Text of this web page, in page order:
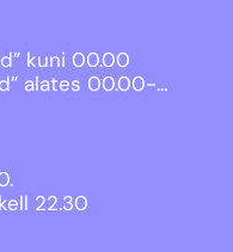
kuni 00.00
alates 00.00-…
22.30